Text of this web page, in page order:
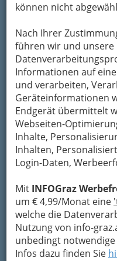
können nicht
Nach Ihrer
führen wir und
Informationen auf
und verarbeiten,
Geräteinformationen
Endgerät übermittelt
Webseiten-
Inhalte,
Inhalten,
Login-Daten,
Mit INFOGraz
um € 4,99/Monat eine
welche die
Nutzung von info-
unbedingt
Infos dazu finden Sie
Regelmäßige Treffen
ermöglichen den
untereinander. Für
Vereinslokale in Graz
Die Vereine finden Sie
Bezirksauswahl
Baodo Verein zur
Kunst
Lazarettgasse 5,
+43 316 671 041
+43 664 363 68 69